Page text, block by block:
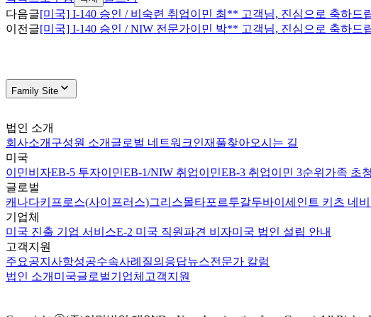
다음글[미국] I-140 승인 / 비숙련 취업이민 최** 고객님, 진심으로 축하드
이전글[미국] I-140 승인 / NIW 전문가이민 박** 고객님, 진심으로 축하드
Family Site
법인 소개
회사소개 구성원 소개 글로벌 네트워크인재풀찾아오시는 길
미국
이민비자EB-5 투자이민EB-1/NIW 취업이민EB-3 취업이민 3순위 가족 초
글로벌
캐나다키프로스(사이프러스)그리스몰타포르투갈두바이 세인트 키츠 네
기업체
미국 진출 기업 서비스E-2 미국 직원파견 비자미국 법인 설립 안내
고객지원
주요공지사항성공수속사례 질의응답뉴스전문가 칼럼
법인 소개 미국글로벌기업체 고객지원